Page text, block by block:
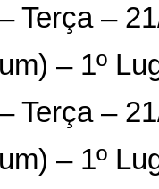
Terça –
– 1º
Terça –
– 1º